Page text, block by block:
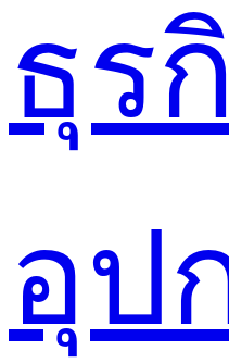
ธุร
อุป